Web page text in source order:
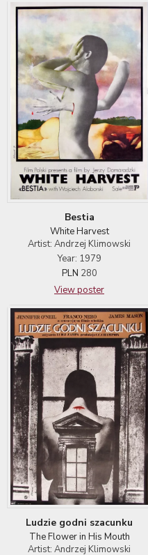
Bestia
White Harvest
Artist: Andrzej Klimowski
Year: 1979
PLN 280
View poster
Ludzie godni szacunku
The Flower in His Mouth
Artist: Andrzej Klimowski